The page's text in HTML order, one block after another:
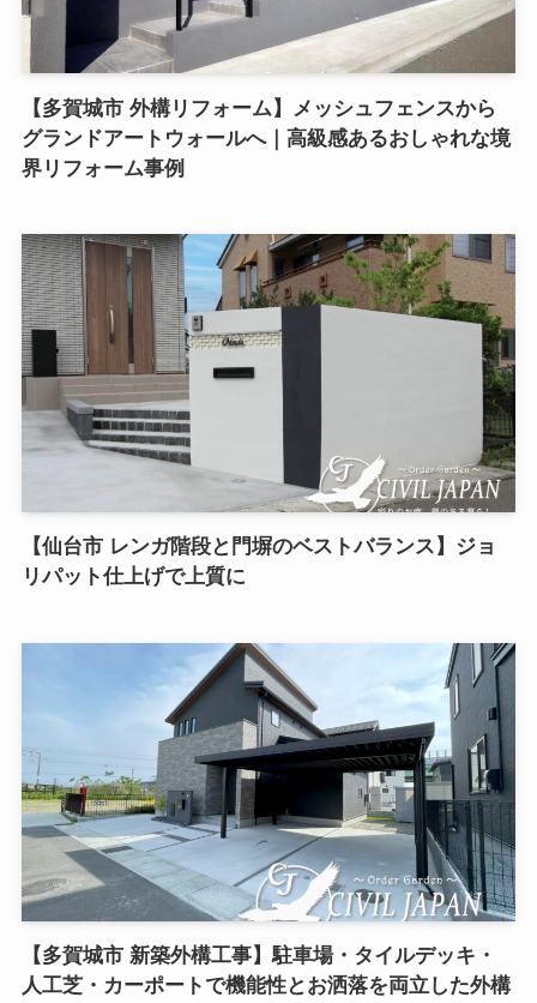
【多賀城市 外構リフォーム】メッシュフェンスから
グランドアートウォールへ｜高級感あるおしゃれな境
界リフォーム事例
【仙台市 レンガ階段と門塀のベストバランス】ジョ
リパット仕上げで上質に
【多賀城市 新築外構工事】駐車場・タイルデッキ・
人工芝・カーポートで機能性とお洒落を両立した外構